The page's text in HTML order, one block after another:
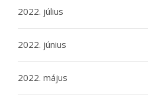
2022. július
2022. június
2022. május